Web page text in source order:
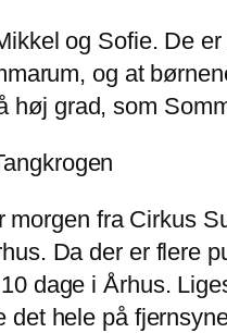
og Sofie. De
og at
høj grad, som
fra Cirkus
Da der er flere
dage i Århus.
hele på